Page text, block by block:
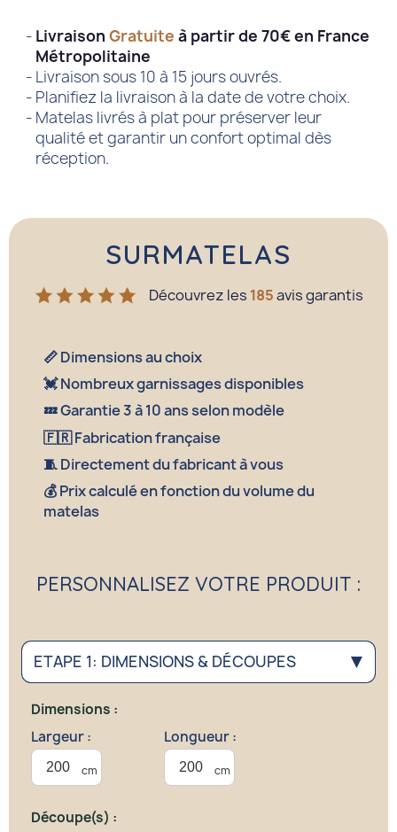
Livraison Gratuite à partir de 70€ en France
Métropolitaine
Livraison sous 10 à 15 jours ouvrés.
Planifiez la livraison à la date de votre choix.
Matelas livrés à plat pour préserver leur
qualité et garantir un confort optimal dès
réception.
SURMATELAS
Découvrez les 185avis garantis
📏 Dimensions au choix
💓 Nombreux garnissages disponibles
💤 Garantie 3 à 10 ans selon modèle
🇫🇷 Fabrication française
🧵 Directement du fabricant à vous
💰 Prix calculé en fonction du volume du
matelas
PERSONNALISEZ VOTRE PRODUIT :
ETAPE 1: DIMENSIONS & DÉCOUPES ▶
Dimensions :
Largeur :
Longueur :
Découpe(s) :